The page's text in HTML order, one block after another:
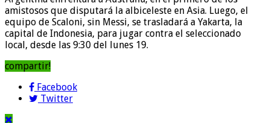
amistosos que disputará la albiceleste en Asia. Luego, el
equipo de Scaloni, sin Messi, se trasladará a Yakarta, la
capital de Indonesia, para jugar contra el seleccionado
local, desde las 9:30 del lunes 19.
compartir!
Facebook
Twitter